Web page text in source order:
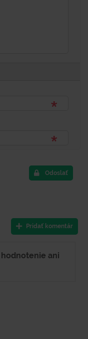
Odoslať
Pridať komentár
ani